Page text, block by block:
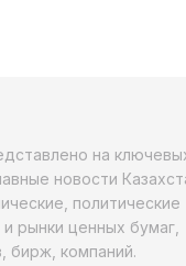
на
новости
политические
рынки ценных бумаг,
бирж, компаний.